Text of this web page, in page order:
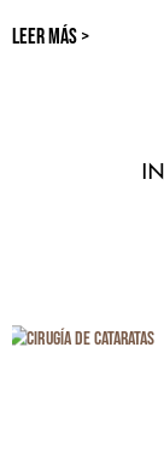
LEER MÁS >